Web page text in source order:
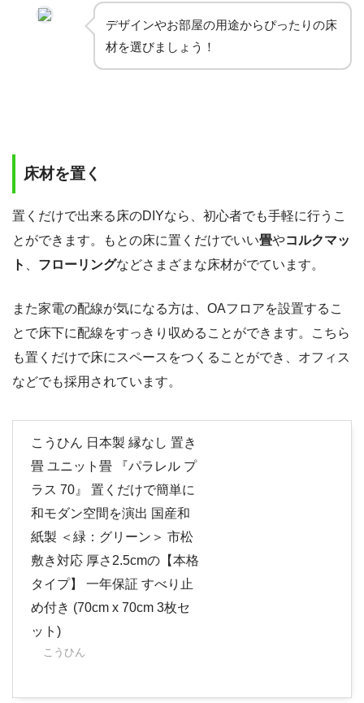
デザインやお部屋の用途からぴったりの床
材を選びましょう！
床材を置く
置くだけで出来る床のDIYなら、初心者でも手軽に行うこ
とができます。もとの床に置くだけでいい畳やコルクマッ
ト
フローリングなどさまざまな床材がでています。
また家電の配線が気になる方は、OAフロアを設置するこ
とで床下に配線をすっきり収めることができます。こちら
も置くだけで床にスペースをつくることができ、オフィス
などでも採用されています。
こうひん 日本製 縁なし 置き
畳 ユニット畳 『パラレル プ
ラス 70』 置くだけで簡単に
和モダン空間を演出 国産和
紙製 ＜緑：グリーン＞ 市松
敷き対応 厚さ2.5cmの【本格
タイプ】 一年保証 すべり止
め付き (70cm x 70cm 3枚セ
ット)
こうひん